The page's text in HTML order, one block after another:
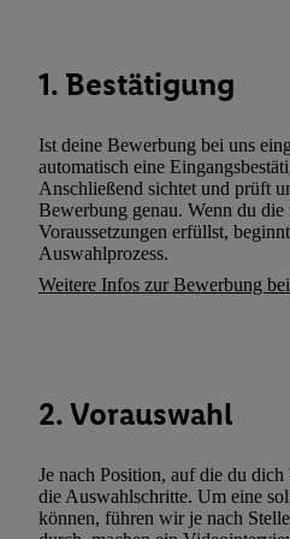
1. Bestätigung
Ist deine Bewerbung bei uns
automatisch eine
Anschließend sichtet und prüft
Bewerbung genau. Wenn du die
Voraussetzungen erfüllst,
Auswahlprozess.
Weitere Infos zur Bewerbung
2. Vorauswahl
Je nach Position, auf die du
die Auswahlschritte. Um eine
können, führen wir je nach
Ihrem
Sie verfügbar ist. Wenn das der
Netzbetreiber weiter, der
wie z.B. Ihrer
Kennung verwenden, um Sie
Nutzungsverhalten in den Lidl-
mittels dieser Technologie auch
widerrufen - jederzeit auch über
(„consenthub“)oder über
(nur für die Lidl-Dienste)
denDatenschutzbestimmungen